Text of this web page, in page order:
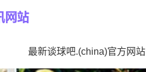
最新谈球吧.(china)官方网站